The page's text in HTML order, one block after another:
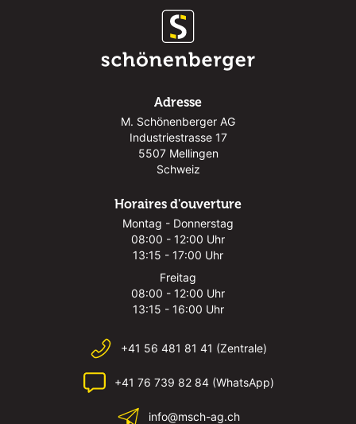
Adresse
M. Schönenberger AG
Industriestrasse 17
5507 Mellingen
Schweiz
Horaires d'ouverture
Montag - Donnerstag
08:00 - 12:00 Uhr
13:15 - 17:00 Uhr
Freitag
08:00 - 12:00 Uhr
13:15 - 16:00 Uhr
+41 56 481 81 41 (Zentrale)
+41 76 739 82 84 (WhatsApp)
info@msch-ag.ch